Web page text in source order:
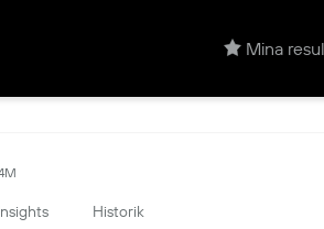
Mina
Historik